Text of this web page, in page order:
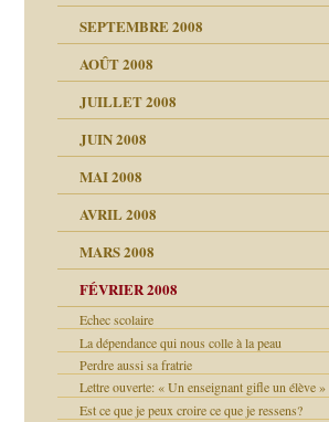
SEPTEMBRE 2008
AOÛT 2008
JUILLET 2008
JUIN 2008
entières ?
MAI 2008
AVRIL 2008
MARS 2008
FÉVRIER 2008
Echec scolaire
La dépendance qui nous colle à la peau
Perdre aussi sa fratrie
Lettre ouverte: « Un enseignant gifle un élève »
Est ce que je peux croire ce que je ressens?